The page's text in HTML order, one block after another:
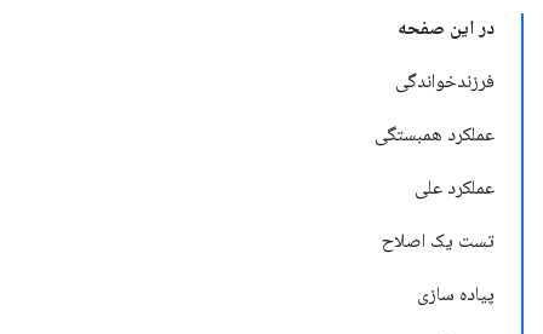
در این صفحه
فرزندخواندگی
عملکرد همبستگی
عملکرد علی
تست یک اصلاح
پیاده سازی